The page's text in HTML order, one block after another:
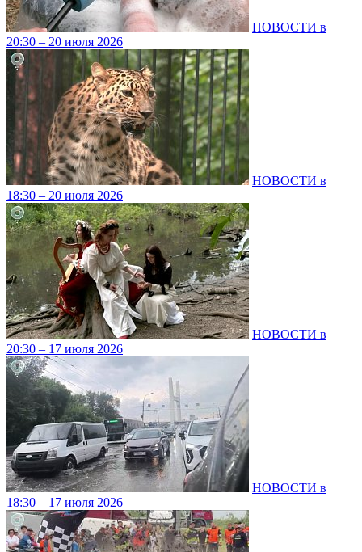
НОВОСТИ в
20:30 – 20 июля 2026
НОВОСТИ в
18:30 – 20 июля 2026
НОВОСТИ в
20:30 – 17 июля 2026
НОВОСТИ в
18:30 – 17 июля 2026